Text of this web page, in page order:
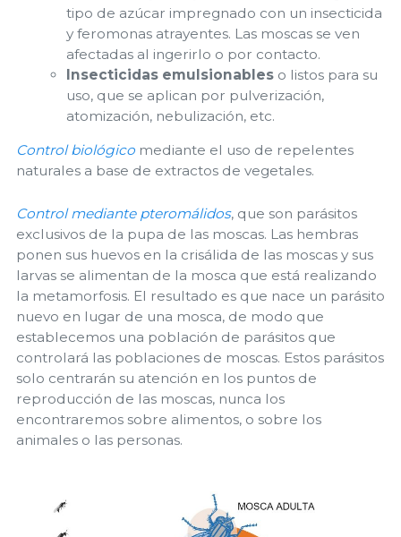
tipo de azúcar impregnado con un insecticida
y feromonas atrayentes. Las moscas se ven
afectadas al ingerirlo o por contacto.
Insecticidas emulsionables o listos para su
uso, que se aplican por pulverización,
atomización, nebulización, etc.
Control biológico mediante el uso de repelentes
naturales a base de extractos de vegetales.
Control mediante pteromálidos, que son parásitos
exclusivos de la pupa de las moscas. Las hembras
ponen sus huevos en la crisálida de las moscas y sus
larvas se alimentan de la mosca que está realizando
la metamorfosis. El resultado es que nace un parásito
nuevo en lugar de una mosca, de modo que
establecemos una población de parásitos que
controlará las poblaciones de moscas. Estos parásitos
solo centrarán su atención en los puntos de
reproducción de las moscas, nunca los
encontraremos sobre alimentos, o sobre los
animales o las personas.